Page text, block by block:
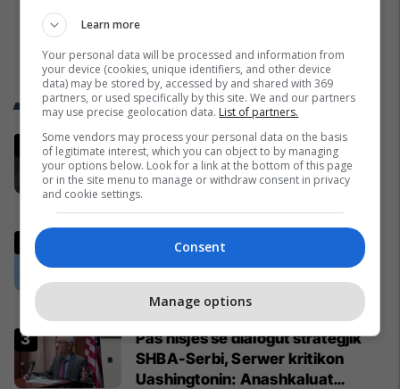
Trend Telegrafi
Sllovenët zbulojnë se sa do të
fitojë Vincic për gjykimin e finales
së Kupës së Botës
Aeroplani më i ri luftarak i
parë në qiell
Evropa
Pas nisjes së dialogut strategjik
SHBA-Serbi, Serwer kritikon
Uashingtonin: Anashkaluat
Learn more
Your personal data will be processed and information from
your device (cookies, unique identifiers, and other device
data) may be stored by, accessed by and shared with 369
partners, or used specifically by this site. We and our partners
may use precise geolocation data. List of partners.
Some vendors may process your personal data on the basis
of legitimate interest, which you can object to by managing
your options below. Look for a link at the bottom of this page
or in the site menu to manage or withdraw consent in privacy
and cookie settings.
Consent
Manage options